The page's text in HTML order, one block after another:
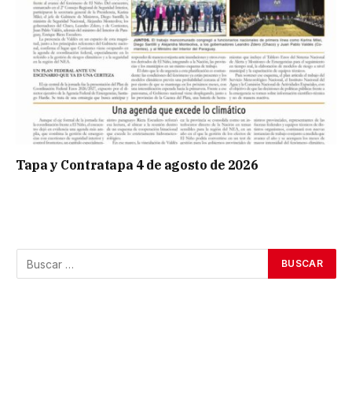
Tapa y Contratapa 4 de agosto de 2026